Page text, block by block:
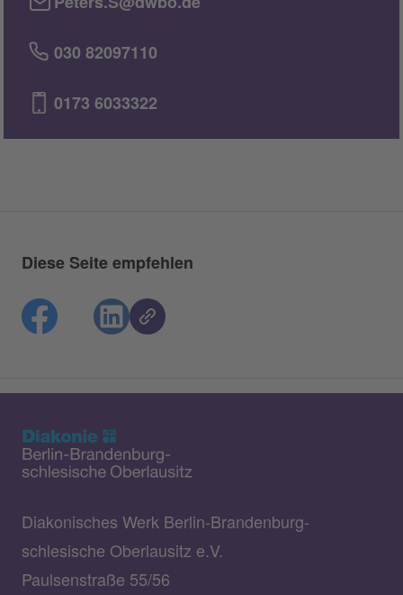
030 82097110
0173 6033322
Diese Seite empfehlen
Diakonisches Werk Berlin-Brandenburg-
schlesische Oberlausitz e.V.
Paulsenstraße 55/56